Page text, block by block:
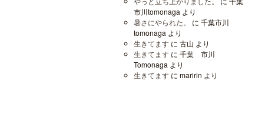
市川tomonaga より
暑さにやられた。
に 千葉市川
tomonaga より
生きてます に 古山 より
生きてます に 千葉 市川
Tomonaga より
生きてます に maririn より